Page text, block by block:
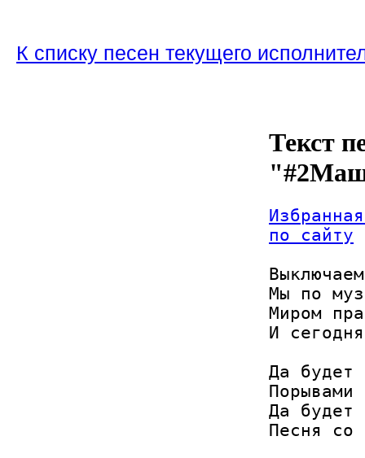
К списку песен текущего
Текст
по сайту
Мы по
Миром
И
Да будет
Порывами
Да будет
Песня со